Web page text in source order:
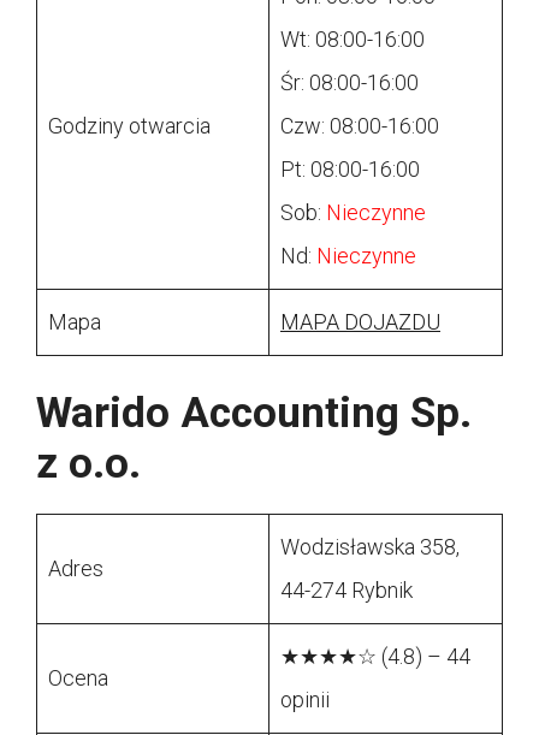
Godziny otwarcia
Wt: 08:00-16:00
Śr: 08:00-16:00
Czw: 08:00-16:00
Pt: 08:00-16:00
Sob: Nieczynne
Nd: Nieczynne
Mapa MAPA DOJAZDU
Warido Accounting Sp.
z o.o.
Adres
Wodzisławska 358,
44-274 Rybnik
Ocena
★★★★☆ (4.8) – 44
opinii